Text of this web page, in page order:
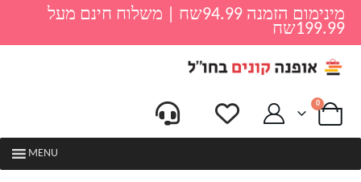
מינימום הזמנה 94.99שח | משלוח חינם מעל
199.99שח
0
MENU